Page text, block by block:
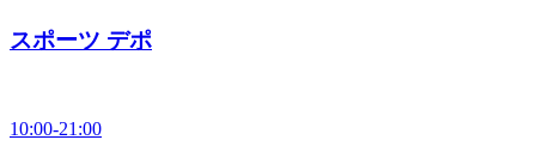
スポーツ デポ
10:00-21:00